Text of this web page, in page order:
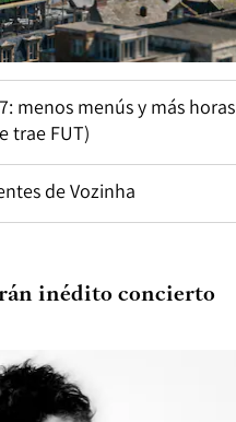
menos menús y más horas
trae FUT)
de Vozinha
inédito concierto